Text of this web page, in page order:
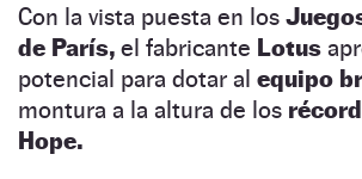
Con la vista puesta en los
de París, el fabricante Lotus
potencial para dotar al equipo
montura a la altura de los
Hope.